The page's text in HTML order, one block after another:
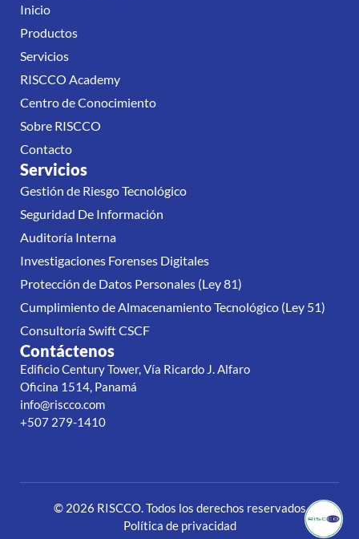
Inicio
Productos
Servicios
RISCCO Academy
Centro de Conocimiento
Sobre RISCCO
Contacto
Servicios
Gestión de Riesgo Tecnológico
Seguridad De Información
Auditoría Interna
Investigaciones Forenses Digitales
Protección de Datos Personales (Ley 81)
Cumplimiento de Almacenamiento Tecnológico (Ley 51)
Consultoría Swift CSCF
Contáctenos
Edificio Century Tower, Vía Ricardo J. Alfaro
Oficina 1514, Panamá
info@riscco.com
+507 279-1410
© 2026 RISCCO. Todos los derechos reservados
Política de privacidad